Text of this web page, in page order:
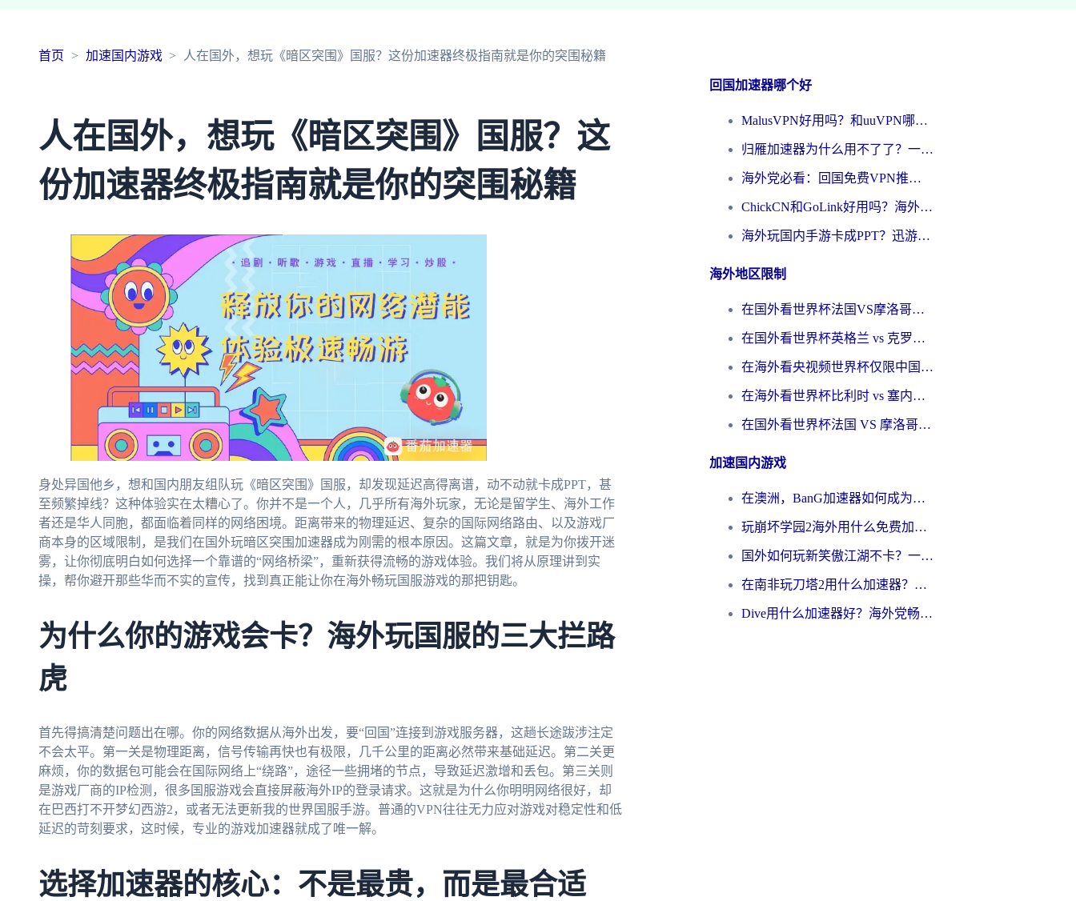
首页 加速国内游戏 人在国外，想玩《暗区突围》国服？这份加速器终极指南就是你的突围秘籍
人在国外，想玩《暗区突围》国服？这
份加速器终极指南就是你的突围秘籍
身处异国他乡，想和国内朋友组队玩《暗区突围》国服，却发现延迟高得离谱，动不动就卡成PPT，甚
至频繁掉线？这种体验实在太糟心了。你并不是一个人，几乎所有海外玩家，无论是留学生、海外工作
者还是华人同胞，都面临着同样的网络困境。距离带来的物理延迟、复杂的国际网络路由、以及游戏厂
商本身的区域限制，是我们在国外玩暗区突围加速器成为刚需的根本原因。这篇文章，就是为你拨开迷
雾，让你彻底明白如何选择一个靠谱的“网络桥梁”，重新获得流畅的游戏体验。我们将从原理讲到实
操，帮你避开那些华而不实的宣传，找到真正能让你在海外畅玩国服游戏的那把钥匙。
为什么你的游戏会卡？海外玩国服的三大拦路
虎
首先得搞清楚问题出在哪。你的网络数据从海外出发，要“回国”连接到游戏服务器，这趟长途跋涉注定
不会太平。第一关是物理距离，信号传输再快也有极限，几千公里的距离必然带来基础延迟。第二关更
麻烦，你的数据包可能会在国际网络上“绕路”，途径一些拥堵的节点，导致延迟激增和丢包。第三关则
是游戏厂商的IP检测，很多国服游戏会直接屏蔽海外IP的登录请求。这就是为什么你明明网络很好，却
在巴西打不开梦幻西游2，或者无法更新我的世界国服手游。普通的VPN往往无力应对游戏对稳定性和低
延迟的苛刻要求，这时候，专业的游戏加速器就成了唯一解。
选择加速器的核心：不是最贵，而是最合适
回国加速器哪个好
MalusVPN好用吗？和uuVPN哪个好？海外党无缝访问国内资源的真实对比与选择指南
归雁加速器为什么用不了了？一位海外游子的真实困惑与技术解答
海外党必看：回国免费VPN推荐？别踩坑！教你选对加速器无缝刷国内资源
ChickCN和GoLink好用吗？海外党如何选对回国加速器
海外玩国内手游卡成PPT？迅游和奇游手游哪个好？一篇讲透回国加速器怎么选
海外地区限制
在国外看世界杯法国VS摩洛哥地区限制？这篇指南让你流畅看中文解说无压力
在国外看世界杯英格兰 vs 克罗地亚当前地区不可播放？这篇指南帮你搞定所有海外观赛难题
在海外看央视频世界杯仅限中国大陆？这篇指南帮你解锁中文解说+无卡顿直播
在海外看世界杯比利时 vs 塞内加尔仅限中国大陆？我找到了最流畅的中文解说之路
在国外看世界杯法国 VS 摩洛哥仅限中国大陆？海外党这样看中文解说赛事不卡顿
加速国内游戏
在澳洲，BanG加速器如何成为你国服游戏的“时光机”？
玩崩坏学园2海外用什么免费加速器好？2026海外党亲测国服游戏加速指南
国外如何玩新笑傲江湖不卡？一份给海外游子的终极网络指南
在南非玩刀塔2用什么加速器？一份给海外游子的终极生存指南
Dive用什么加速器好？海外党畅玩国服游戏的终极避坑指南